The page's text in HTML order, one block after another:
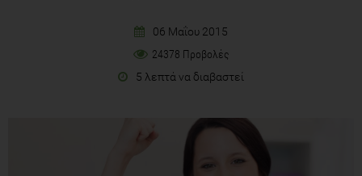
06 Μαΐου 2015
24378 Προβολές
5 λεπτά να διαβαστεί